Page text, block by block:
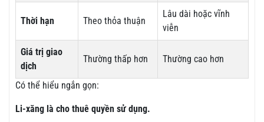
Thời hạn Theo thỏa thuận
Lâu dài hoặc vĩnh
viễn
Giá trị giao
dịch
Thường thấp hơn Thường cao hơn
Có thể hiểu ngắn gọn:
Li-xăng là cho thuê quyền sử dụng.